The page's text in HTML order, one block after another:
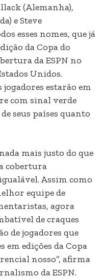
(Alemanha),
e Steve
esses nomes, que já
da Copa do
da ESPN no
Unidos.
estarão em
com sinal verde
seus países quanto
mais justo do que
cobertura
Assim como
equipe de
agora
de craques
de jogadores que
em edições da Copa
nosso”, afirma
da ESPN.